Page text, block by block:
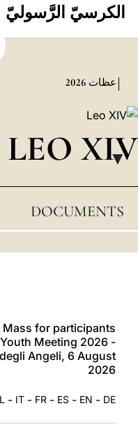
الكرسيّ الرَّسوليّ
عظات 2026
LEO XIV
▸
DOCUMENTS
for participants
Meeting 2026 -
Angeli, 6 August
2026
DE
-
EN
-
ES
-
FR
-
IT
-